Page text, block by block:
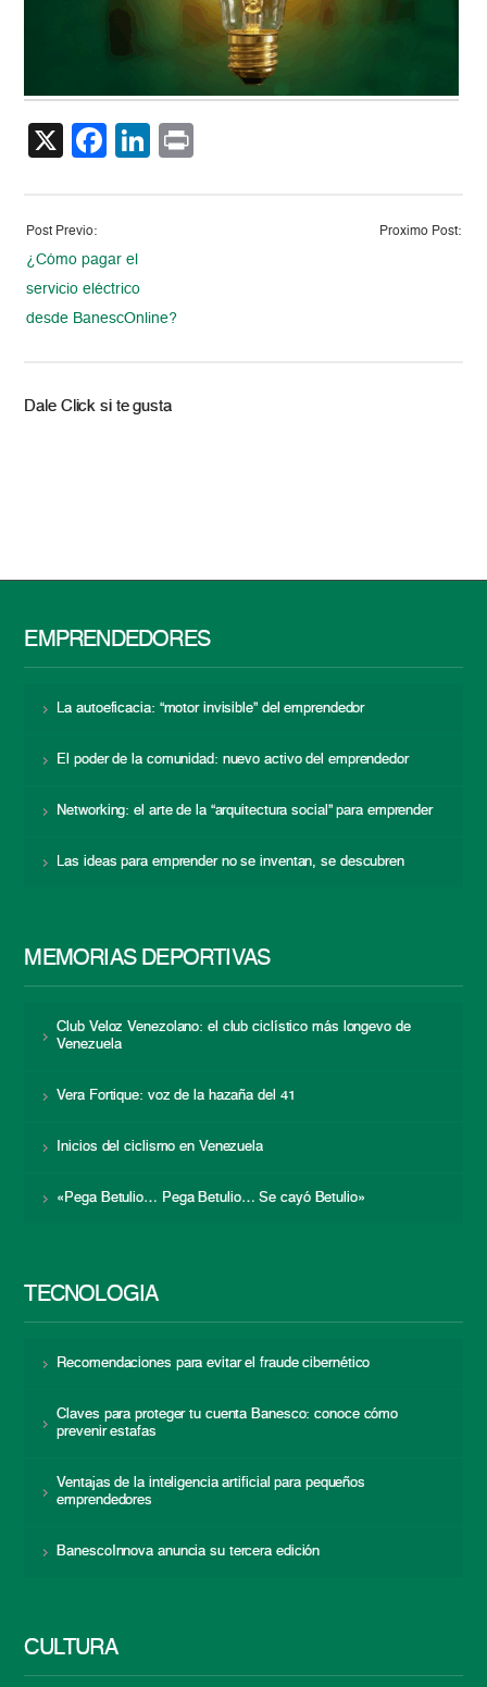
X Facebook
LinkedIn
Post Previo:
¿Cómo pagar el
servicio eléctrico
desde BanescOnline?
Proximo Post:
Dale Click si te gusta
EMPRENDEDORES
La autoeficacia: “motor invisible” del emprendedor
El poder de la comunidad: nuevo activo del emprendedor
Networking: el arte de la “arquitectura social” para emprender
Las ideas para emprender no se inventan, se descubren
MEMORIAS DEPORTIVAS
Club Veloz Venezolano: el club ciclístico más longevo de
Venezuela
Vera Fortique: voz de la hazaña del 41
Inicios del ciclismo en Venezuela
«Pega Betulio… Pega Betulio… Se cayó Betulio»
TECNOLOGÍA
Recomendaciones para evitar el fraude cibernético
Claves para proteger tu cuenta Banesco: conoce cómo
prevenir estafas
Ventajas de la inteligencia artificial para pequeños
emprendedores
BanescoInnova anuncia su tercera edición
CULTURA